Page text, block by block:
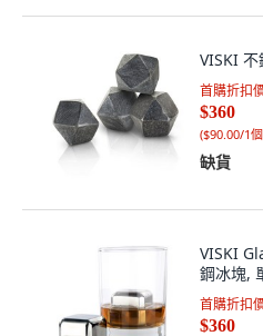
VISKI
首購折扣
$360
($90.00/1個
缺貨
VISKI
鋼冰塊,
首購折扣
$360